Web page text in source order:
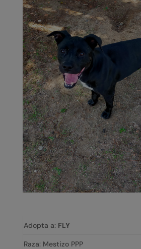
Adopta a: FLY
Raza: Mestizo PPP